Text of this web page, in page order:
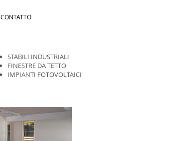
CONTATTO
STABILI INDUSTRIALI
FINESTRE DA TETTO
IMPIANTI FOTOVOLTAICI